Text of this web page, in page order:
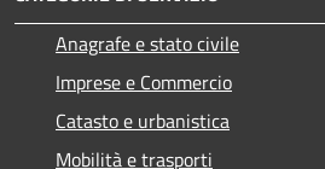
Anagrafe e stato civile
Imprese e Commercio
Catasto e urbanistica
Mobilità e trasporti